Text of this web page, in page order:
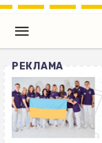
РЕКЛАМА